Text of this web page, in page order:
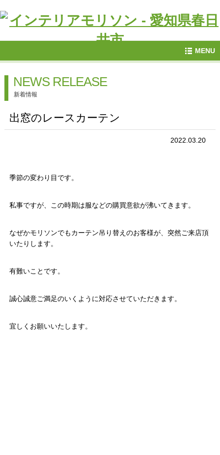
MENU
NEWS RELEASE
新着情報
出窓のレースカーテン
2022.03.20
季節の変わり目です。
私事ですが、この時期は服などの購買意欲が沸いてきます。
なぜかモリソンでもカーテン吊り替えのお客様が、突然ご来店頂
いたりします。
有難いことです。
誠心誠意ご満足のいくように対応させていただきます。
宜しくお願いいたします。